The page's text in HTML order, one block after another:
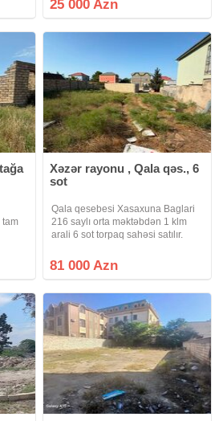
25 000 Azn
tam
var.
Xəzər rayonu , Qala qəs., 6
sot
Qala qesebesi Xasaxuna Baglari
216 saylı orta məktəbdən 1 klm
arali 6 sot torpaq sahəsi satılır.
hasarlanib 4 tərəfi yaşayış
evidir.Qazi, işığı daimdir. Senedleri
81 000 Azn